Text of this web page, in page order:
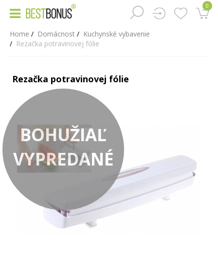
0
Home Domácnost
Kuchynské vybavenie
Rezačka potravinovej fólie
Rezačka potravinovej fólie
BOHUŽIAĽ
VYPREDANÉ